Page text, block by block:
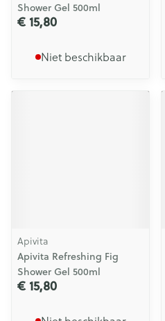
Shower Gel 500ml
€ 15,80
Niet beschikbaar
Apivita
Apivita Refreshing Fig
Shower Gel 500ml
€ 15,80